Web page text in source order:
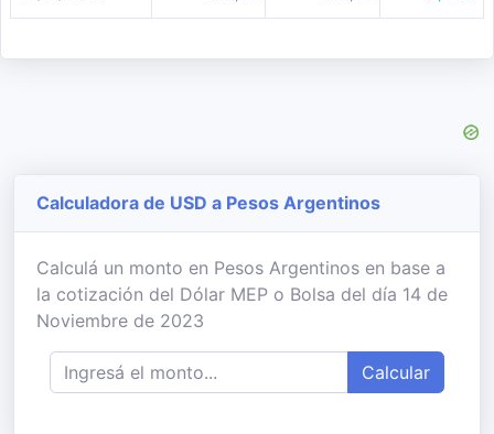
Calculadora de USD a Pesos Argentinos
Calculá un monto en Pesos Argentinos en base a
la cotización del Dólar MEP o Bolsa del día 14 de
Noviembre de 2023
Calcular